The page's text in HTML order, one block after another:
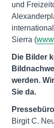
und
Sierra (
Die Bilder
werden.
Sie da.
Birgit C.